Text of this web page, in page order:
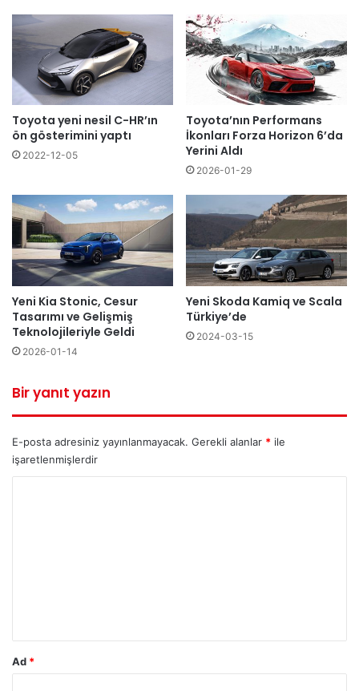
Toyota yeni nesil C-HR’ın
ön gösterimini yaptı
2022-12-05
Toyota’nın Performans
İkonları Forza Horizon 6’da
Yerini Aldı
2026-01-29
Yeni Kia Stonic, Cesur
Tasarımı ve Gelişmiş
Teknolojileriyle Geldi
2026-01-14
Yeni Skoda Kamiq ve Scala
Türkiye’de
2024-03-15
Bir yanıt yazın
E-posta adresiniz yayınlanmayacak. Gerekli alanlar * ile
işaretlenmişlerdir
Ad *